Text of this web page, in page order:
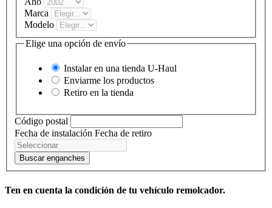
Marca
Modelo
Elige una opción de envío
Instalar en una tienda U-Haul
Enviarme los productos
Retiro en la tienda
Código postal
Fecha de instalación Fecha de retiro
Buscar enganches
Ten en cuenta la condición de tu vehículo remolcador.